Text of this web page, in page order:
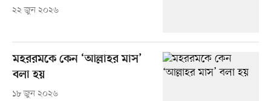
২২ জুন ২০২৬
মহররমকে কেন ‘আল্লাহর মাস’
বলা হয়
১৮ জুন ২০২৬